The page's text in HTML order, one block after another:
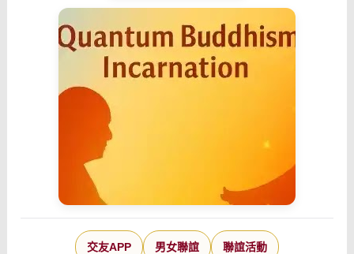
交友APP 男女聯誼 聯誼活動